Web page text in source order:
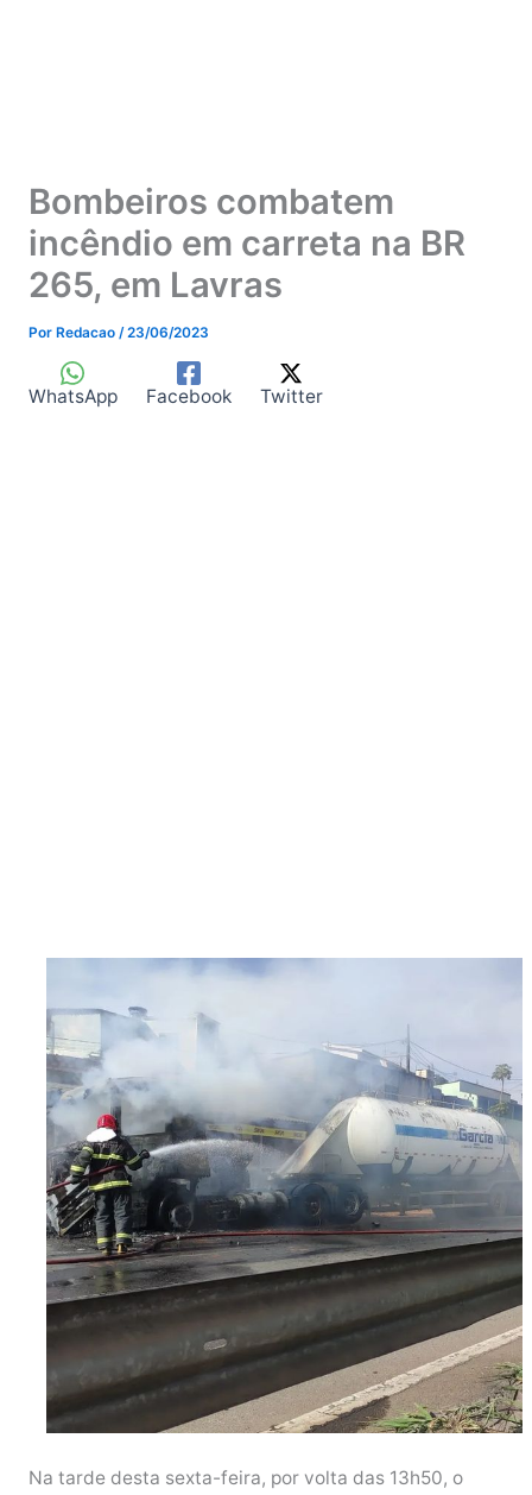
Bombeiros combatem
incêndio em carreta na BR
265, em Lavras
Por Redacao /23/06/2023
WhatsApp Facebook Twitter
Na tarde desta sexta-feira, por volta das 13h50, o